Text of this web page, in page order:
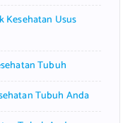
Kesehatan Usus
Tubuh
Tubuh Anda